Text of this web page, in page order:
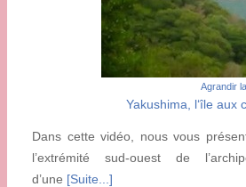
Agrandir
Yakushima, l‘île aux
Dans cette vidéo, nous vous
l’extrémité sud-ouest de
d’une [Suite...]